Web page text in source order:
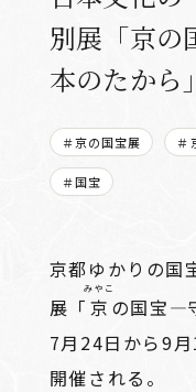
別展「京の
本のたから」
＃京の国宝展 ＃
＃国宝
京都ゆかりの国
展「 京
みやこ
の国宝―
7月24日から9
開催される。